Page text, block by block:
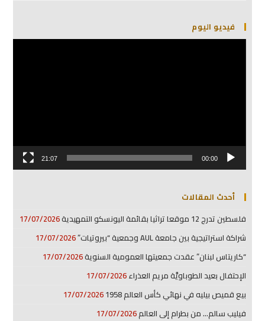
فيديو اليوم
مشغل
00:00
21:07
أحدث المقالات
فلسطين تدرج 12 موقعا تراثيا بقائمة اليونسكو التمهيدية
17/07/2026
شراكة استراتيجية بين جامعة AUL وجمعية “بيروتيات”
17/07/2026
“كاريتاس لبنان” عقدت جمعيتها العمومية السنوية17/07/2026
الإحتفال بعيد الطوباويَّة مريم العذراء17/07/2026
بيع قميص بيليه في نهائي كأس العالم 1958
17/07/2026
فيليب سالم… من بطرام إلى العالم17/07/2026